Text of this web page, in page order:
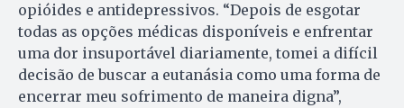
opióides e antidepressivos. “Depois de esgotar
todas as opções médicas disponíveis e enfrentar
uma dor insuportável diariamente, tomei a difícil
decisão de buscar a eutanásia como uma forma de
encerrar meu sofrimento de maneira digna”,